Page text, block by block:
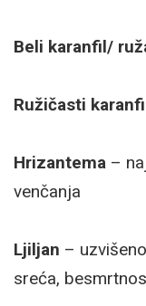
Beli karanfil/
Ružičasti
Hrizantema –
venčanja
Ljiljan –
sreća,